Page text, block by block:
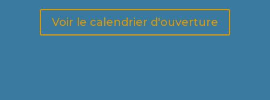
Voir le calendrier d'ouverture